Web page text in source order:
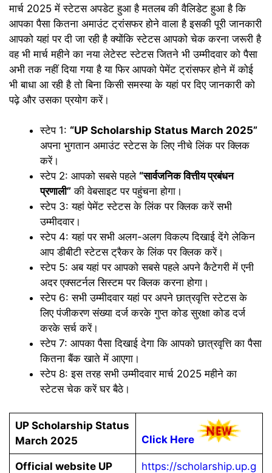
मार्च 2025 में स्टेटस अपडेट हुआ है मतलब की वैलिडेट हुआ है कि
आपका पैसा कितना अमाउंट ट्रांसफर होने वाला है इसकी पूरी जानकारी
आपको यहां पर दी जा रही है क्योंकि स्टेटस आपको चेक करना जरूरी है
वह भी मार्च महीने का नया लेटेस्ट स्टेटस जितने भी उम्मीदवार को पैसा
अभी तक नहीं दिया गया है या फिर आपको पेमेंट ट्रांसफर होने में कोई
भी बाधा आ रही है तो बिना किसी समस्या के यहां पर दिए जानकारी को
पढ़े और उसका प्रयोग करें।
स्टेप 1: “UP Scholarship Status March 2025”
अपना भुगतान अमाउंट स्टेटस के लिए नीचे लिंक पर क्लिक
करें।
स्टेप 2: आपको सबसे पहले “सार्वजनिक वित्तीय प्रबंधन
प्रणाली” की वेबसाइट पर पहुंचना होगा।
स्टेप 3: यहां पेमेंट स्टेटस के लिंक पर क्लिक करें सभी
उम्मीदवार।
स्टेप 4: यहां पर सभी अलग-अलग विकल्प दिखाई देंगे लेकिन
आप डीबीटी स्टेटस ट्रैकर के लिंक पर क्लिक करें।
स्टेप 5: अब यहां पर आपको सबसे पहले अपने कैटेगरी में एनी
अदर एक्सटर्नल सिस्टम पर क्लिक करना होगा।
स्टेप 6: सभी उम्मीदवार यहां पर अपने छात्रवृत्ति स्टेटस के
लिए पंजीकरण संख्या दर्ज करके गुप्त कोड सुरक्षा कोड दर्ज
करके सर्च करें।
स्टेप 7: आपका पैसा दिखाई देगा कि आपको छात्रवृत्ति का पैसा
कितना बैंक खाते में आएगा।
स्टेप 8: इस तरह सभी उम्मीदवार मार्च 2025 महीने का
स्टेटस चेक करें घर बैठे।
UP Scholarship Status
March 2025
Click Here
Official website UP
https://scholarship.up.g